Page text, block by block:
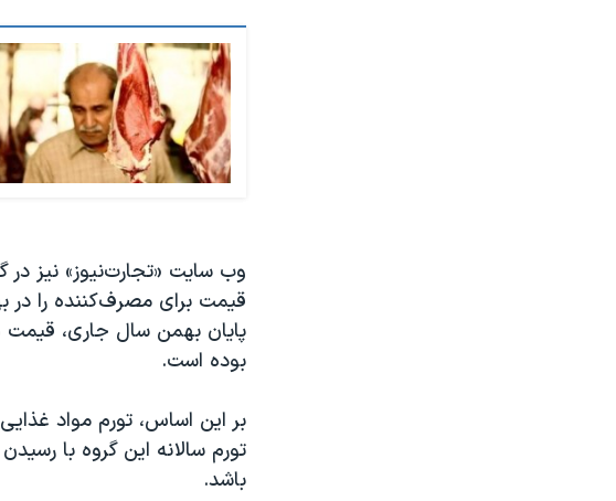
وب سایت «تجارت‌نیوز» نیز
بوده است.
باشد.